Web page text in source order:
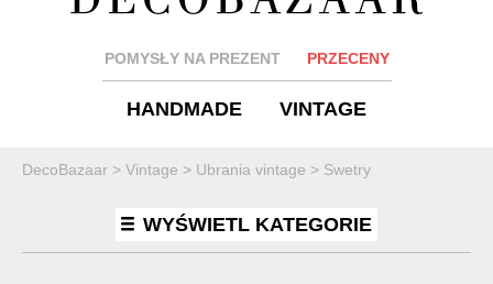
POMYSŁY NA PREZENT PRZECENY
HANDMADE VINTAGE
DecoBazaar > Vintage > Ubrania vintage > Swetry
WYŚWIETL KATEGORIE